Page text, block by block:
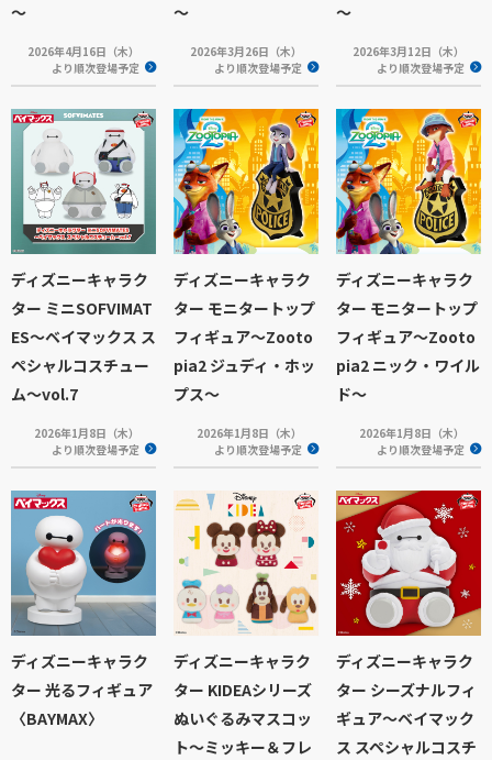
～
2026年4月16日（木）
より順次登場予定
～
2026年3月26日（木）
より順次登場予定
～
2026年3月12日（木）
より順次登場予定
ディズニーキャラク
ター ミニSOFVIMAT
ES～ベイマックス ス
ペシャルコスチュー
ム～vol.7
2026年1月8日（木）
より順次登場予定
ディズニーキャラク
ター モニタートップ
フィギュア～Zooto
pia2 ジュディ・ホッ
プス～
2026年1月8日（木）
より順次登場予定
ディズニーキャラク
ター モニタートップ
フィギュア～Zooto
pia2 ニック・ワイル
ド～
2026年1月8日（木）
より順次登場予定
ディズニーキャラク
ター 光るフィギュア
〈BAYMAX〉
ディズニーキャラク
ター KIDEAシリーズ
ぬいぐるみマスコッ
ト～ミッキー＆フレ
ディズニーキャラク
ター シーズナルフィ
ギュア～ベイマック
ス スペシャルコスチ